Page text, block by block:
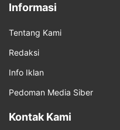
Informasi
Tentang Kami
Redaksi
Info Iklan
Pedoman Media Siber
Kontak Kami